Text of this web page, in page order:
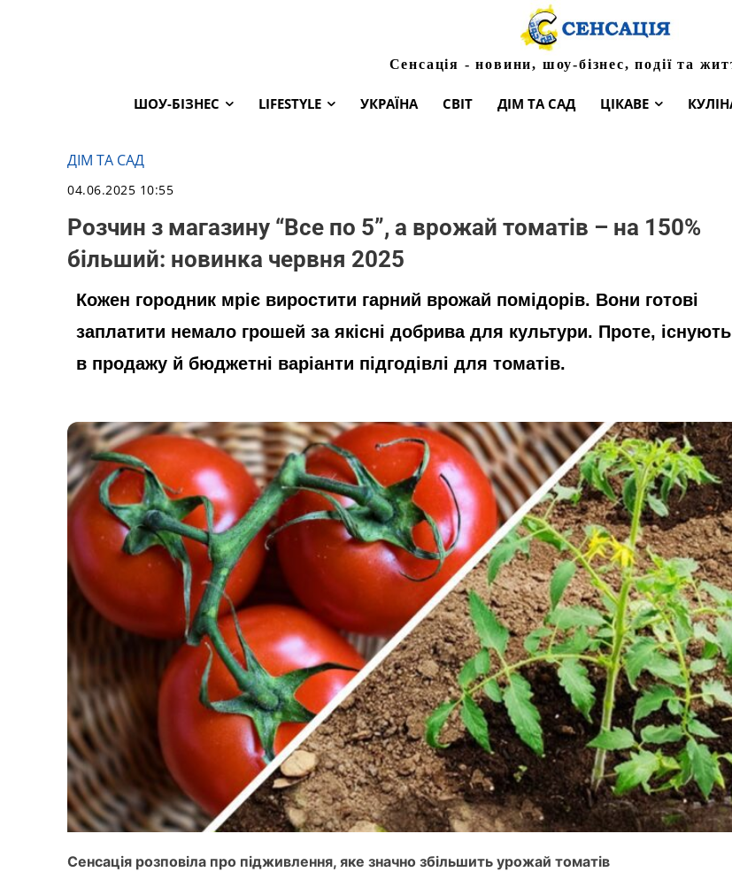
Сенсація - новини, шоу-бізнес, події та
ШОУ-БІЗНЕС LIFESTYLE УКРАЇНА СВІТ ДІМ ТА САД ЦІКАВЕ
ДІМ ТА САД
04.06.2025 10:55
Розчин з магазину “Все по 5”, а врожай томатів – на 150%
більший: новинка червня 2025
Кожен городник мріє виростити гарний врожай помідорів. Вони готові
заплатити немало грошей за якісні добрива для культури. Проте, існують
в продажу й бюджетні варіанти підгодівлі для томатів.
Сенсація розповіла про підживлення, яке значно збільшить урожай томатів